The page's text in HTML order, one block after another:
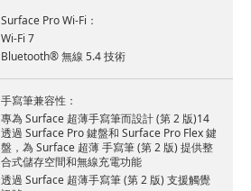
Surface Pro Wi-Fi：
Wi-Fi 7
Bluetooth® 無線 5.4 技術
手寫筆兼容性：
專為 Surface 超薄手寫筆而設計 (第 2 版)14
透過 Surface Pro 鍵盤和 Surface Pro Flex 鍵
盤，為 Surface 超薄 手寫筆 (第 2 版) 提供整
合式儲存空間和無線充電功能
透過 Surface 超薄手寫筆 (第 2 版) 支援觸覺